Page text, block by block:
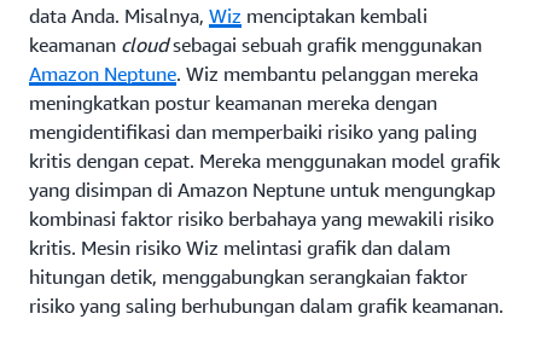
data Anda. Misalnya, Wiz menciptakan kembali
keamanan cloudsebagai sebuah grafik menggunakan
Amazon Neptune. Wiz membantu pelanggan mereka
meningkatkan postur keamanan mereka dengan
mengidentifikasi dan memperbaiki risiko yang paling
kritis dengan cepat. Mereka menggunakan model grafik
yang disimpan di Amazon Neptune untuk mengungkap
kombinasi faktor risiko berbahaya yang mewakili risiko
kritis. Mesin risiko Wiz melintasi grafik dan dalam
hitungan detik, menggabungkan serangkaian faktor
risiko yang saling berhubungan dalam grafik keamanan.